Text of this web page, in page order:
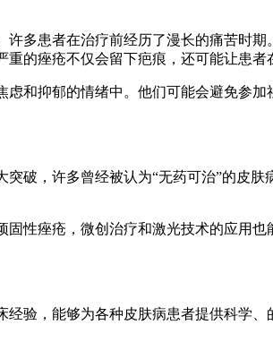
多患者在治疗前经历了漫长的痛苦时期
的痤疮不仅会留下疤痕，还可能让患者
和抑郁的情绪中。他们可能会避免参加
破，许多曾经被认为“无药可治”的皮肤
性痤疮，微创治疗和激光技术的应用也
验，能够为各种皮肤病患者提供科学、